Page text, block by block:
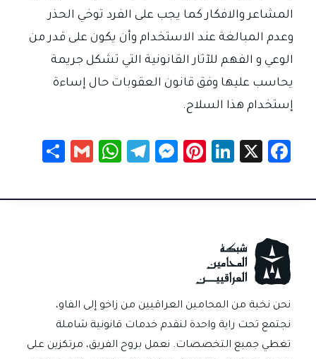
المشاعر والافكار كما يجب على الفرد توخي الحذر
وعدم المبالغة عند الاستخدام وأن يكون على قدر من
الوعي و الفهم للآثار القانونية التي تشكل جريمة
يحاسب عليها وفق قانون العقوبات حال إساءة
إستخدام هذا السلاح.
Fa
e
o
ok
X
Li
e
Pi
er
M
se
Te
gr
W
at
G
ail
ar
نحن نخبة من المحامين العراقيين من زاخو إلى الفاو،
نجتمع تحت راية واحدة لنقدم خدمات قانونية شاملة
تغطي جميع التخصصات. نعمل بروح الفريق، مرتكزين على